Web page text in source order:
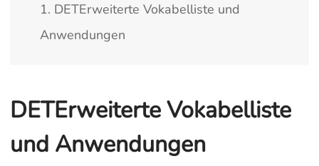
1. DETErweiterte Vokabelliste und
Anwendungen
DETErweiterte Vokabelliste
und Anwendungen